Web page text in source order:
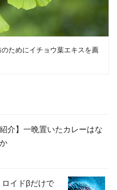
ためにイチョウ葉エキスを薦
介】一晩置いたカレーはな
イドβだけで